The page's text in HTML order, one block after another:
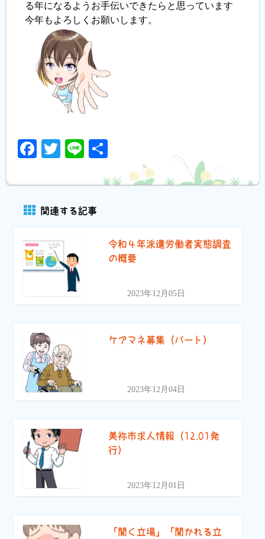
る年になるようお手伝いできたらと思っています
今年もよろしくお願いします。
Facebook
Twitter
Line
関連する記事
令和４年派遣労働者実態調査
の概要
2023年12月05日
ケアマネ募集（パート）
2023年12月04日
美祢市求人情報（12.01発
行）
2023年12月01日
「聞く立場」「聞かれる立